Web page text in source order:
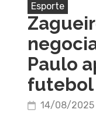
Esporte
Paulo
futebol
14/08/2025